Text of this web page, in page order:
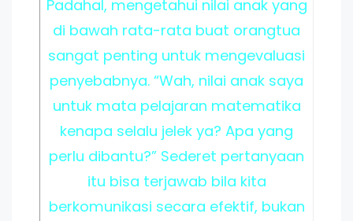
Padahal, mengetahui nilai anak yang
di bawah rata-rata buat orangtua
sangat penting untuk mengevaluasi
penyebabnya. “Wah, nilai anak saya
untuk mata pelajaran matematika
kenapa selalu jelek ya? Apa yang
perlu dibantu?” Sederet pertanyaan
itu bisa terjawab bila kita
berkomunikasi secara efektif, bukan